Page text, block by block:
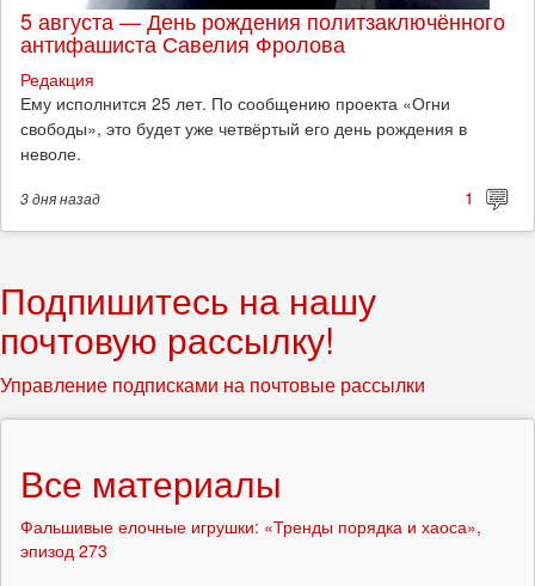
5 августа — День рождения политзаключённого
антифашиста Савелия Фролова
Редакция
Ему исполнится 25 лет. По сообщению проекта «Огни
свободы», это будет уже четвёртый его день рождения в
неволе.
3 дняназад 1
Подпишитесь на нашу
почтовую рассылку!
Управление подписками на почтовые рассылки
Все материалы
Фальшивые елочные игрушки: «Тренды порядка и хаоса»,
эпизод 273